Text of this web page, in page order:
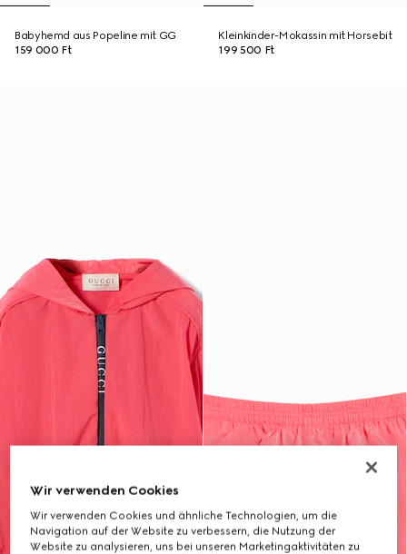
Babyhemd aus Popeline mit GG
159 000 Ft
Kleinkinder-Mokassin mit Horsebit
199 500 Ft
Wir verwenden Cookies
Wir verwenden Cookies und ähnliche Technologien, um die
Navigation auf der Website zu verbessern, die Nutzung der
Website zu analysieren, uns bei unseren Marketingaktivitäten zu